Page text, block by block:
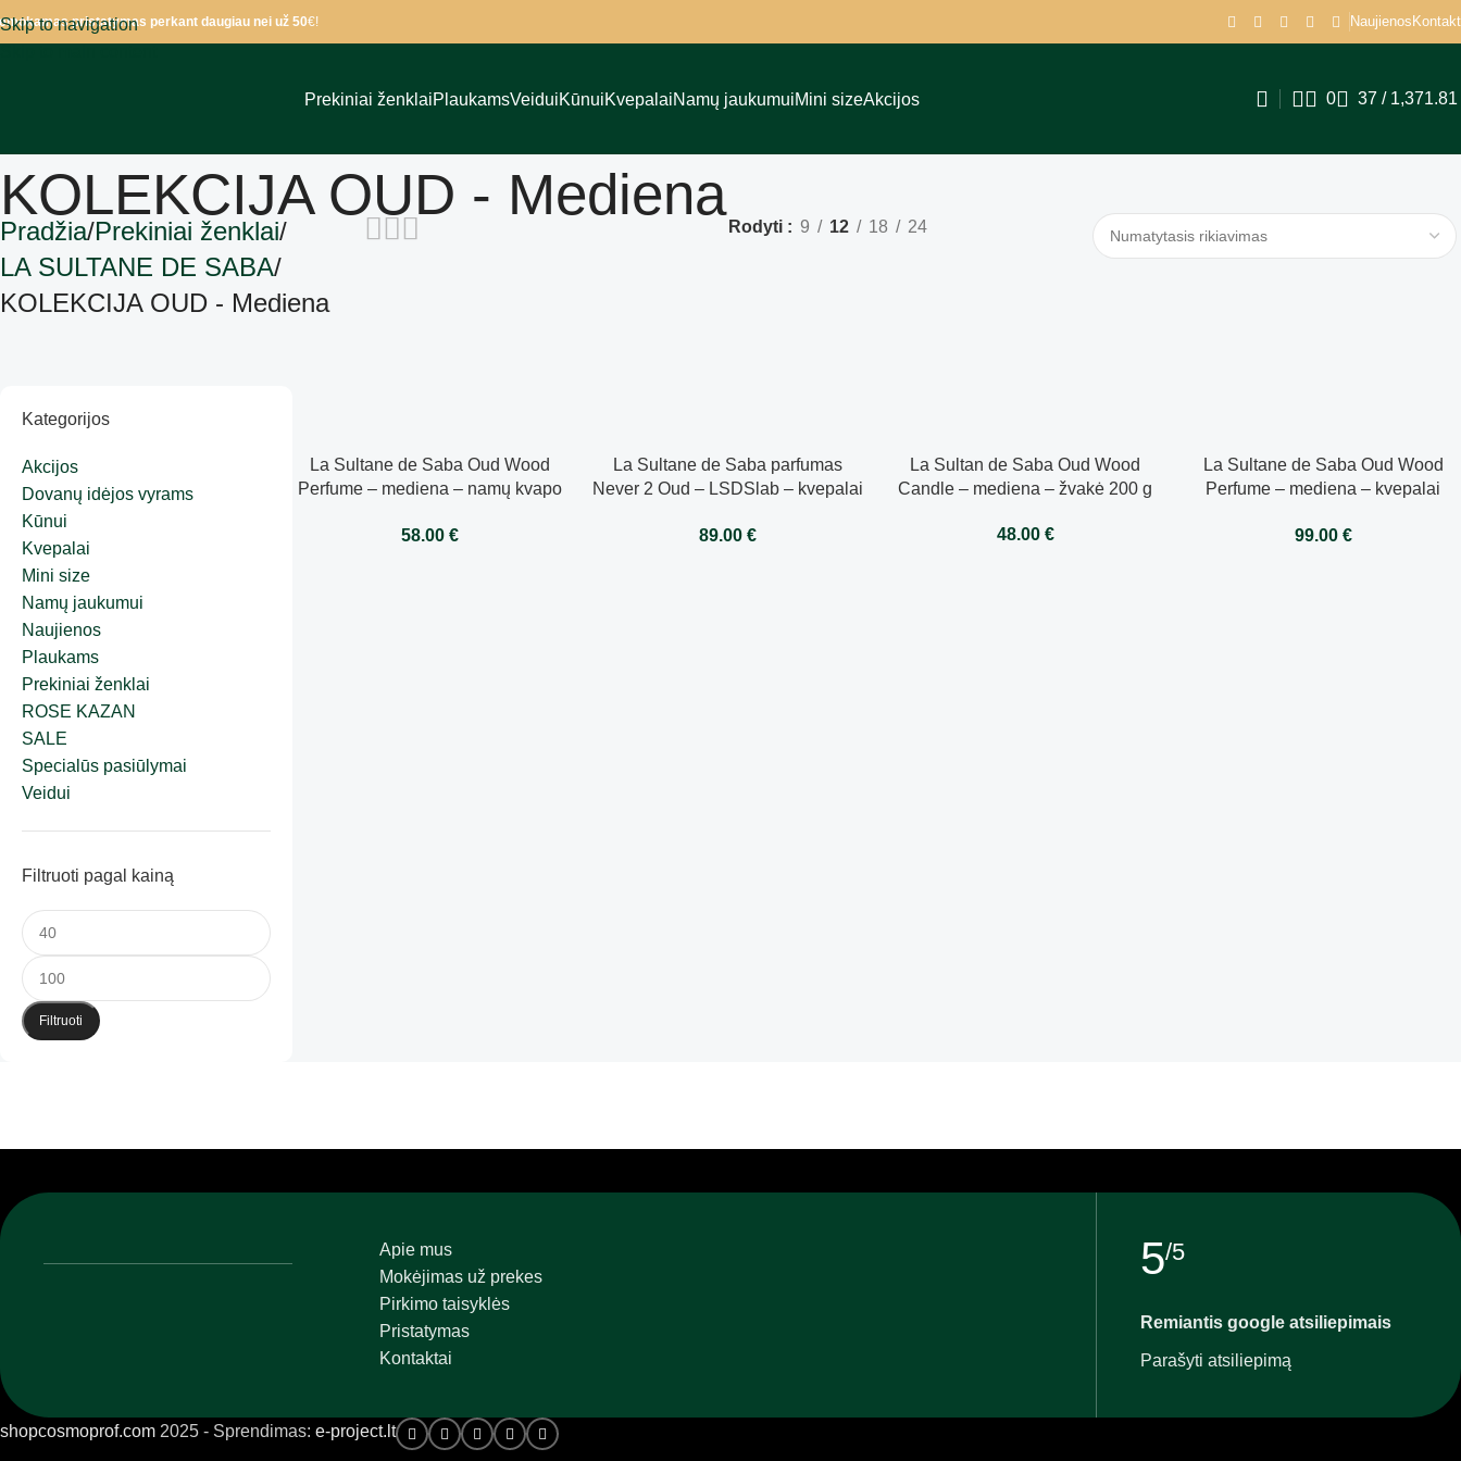
Skip to navigationpristatymas perkant daugiau nei už 50€! Naujienos
Prekiniai ženklaiPlaukamsVeiduiKūnuiKvepalaiNamų jaukumuiMini sizeAkcijos 0 37 / 1,371.81
KOLEKCIJA OUD - Mediena
Pradžia Prekiniai ženklai
LA SULTANE DE SABA
KOLEKCIJA OUD - Mediena
Rodyti 9 12 18 24
Kategorijos
Akcijos
Dovanų idėjos vyrams
Kūnui
Kvepalai
Mini size
Namų jaukumui
Naujienos
Plaukams
Prekiniai ženklai
ROSE KAZAN
SALE
Specialūs pasiūlymai
Veidui
Filtruoti pagal kainą
Filtruoti
La Sultane de Saba Oud Wood
Perfume – mediena – namų kvapo
58.00€
La Sultane de Saba parfumas
Never 2 Oud – LSDSlab – kvepalai
89.00 €
La Sultan de Saba Oud Wood
Candle – mediena – žvakė 200 g
48.00 €
La Sultane de Saba Oud Wood
Perfume – mediena – kvepalai
99.00 €
Apie mus
Mokėjimas už prekes
Pirkimo taisyklės
Pristatymas
Kontaktai
5/5
Remiantis google atsiliepimais
Parašyti atsiliepimą
shopcosmoprof.com 2025 - Sprendimas: e-project.lt